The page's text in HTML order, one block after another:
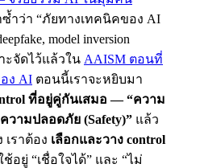
ซ้ำว่า “ภัยทางเทคนิคของ AI
model inversion
ะจัดไว้แล้วใน AAISM ตอนที่
ง AI ตอนนี้เราจะหยิบมา
ที่อยู่คู่กันเสมอ — “ความ
วามปลอดภัย (Safety)” แล้ว
เราต้อง เลือกและวาง control
ช้อยู่ “เชื่อใจได้” และ “ไม่